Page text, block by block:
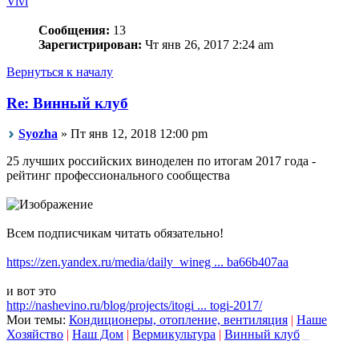
Сообщения: 13
Зарегистрирован: Чт янв 26, 2017 2:24 am
Вернуться к началу
Re: Винный клуб
Syozha » Пт янв 12, 2018 12:00 pm
25 лучших российских виноделен по итогам 2017 года -
рейтинг профессионального сообщества
Всем подписчикам читать обязательно!
https://zen.yandex.ru/media/daily_wineg ... ba66b407aa
и вот это
http://nashevino.ru/blog/projects/itogi ... togi-2017/
Мои темы: Кондиционеры, отопление, вентиляция
Наше
Хозяйство
Наш Дом Вермикультура Винный клуб